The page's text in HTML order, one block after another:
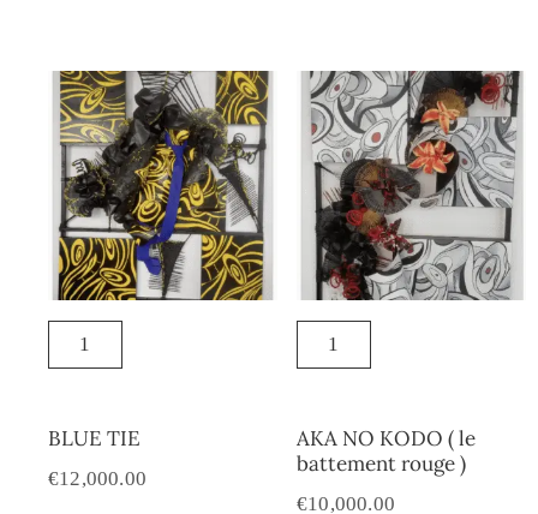
BLUE TIE
€12,000.00
AKA NO KODO ( le
battement rouge )
€10,000.00